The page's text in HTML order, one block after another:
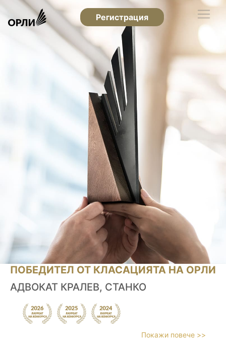
Регистрация
ПОБЕДИТЕЛ ОТ КЛАСАЦИЯТА НА ОРЛИ
АДВОКАТ КРАЛЕВ, СТАНКО
Покажи повече >>